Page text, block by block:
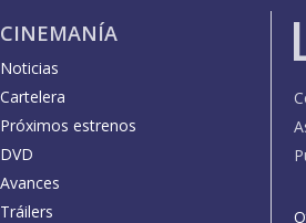
CINEMANÍA
Noticias
Cartelera
Próximos estrenos
DVD
Avances
Tráilers